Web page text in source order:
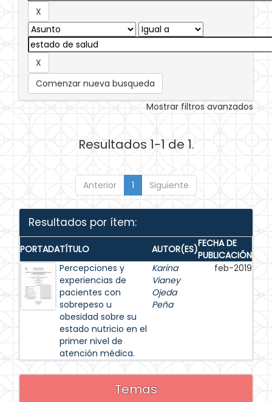
Comenzar nueva busqueda
Mostrar filtros avanzados
Resultados 1-1 de 1.
Anterior 1 Siguiente
Resultados por ítem:
PORTADATÍTULO AUTOR(ES)FECHA DE
PUBLICACIÓN
Percepciones y
experiencias de
pacientes con
sobrepeso u
obesidad sobre su
estado nutricio en el
primer nivel de
atención médica.
Karina
Vianey
Ojeda
Peña
feb-2019
Temas